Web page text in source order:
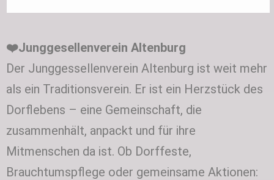
❤️Junggesellenverein Altenburg
Der Junggessellenverein Altenburg ist weit mehr
als ein Traditionsverein. Er ist ein Herzstück des
Dorflebens – eine Gemeinschaft, die
zusammenhält, anpackt und für ihre
Mitmenschen da ist. Ob Dorffeste,
Brauchtumspflege oder gemeinsame Aktionen: